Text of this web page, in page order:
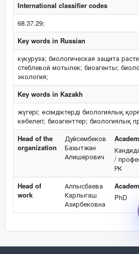
International classifier codes
68.37.29;
Key words in Russian
кукуруза; биологическая защита
стеблевой мотылек; биоагенты;
экология;
Key words in Kazakh
жүгері; өсімдіктерді биологиялық
көбелегі; биоагенттер; биологиялық
Head of the
organization
Дуйсембеков
Бахытжан
Алишерович
/
РК
Head of
work
Алпысбаева
Карлыгаш
Азирбековна
PhD